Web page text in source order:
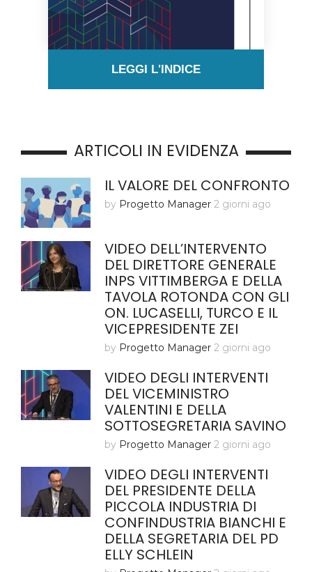
LEGGI L'INDICE
ARTICOLI IN EVIDENZA
IL VALORE DEL CONFRONTO
by Progetto Manager 2 giorni ago
VIDEO DELL’INTERVENTO
DEL DIRETTORE GENERALE
INPS VITTIMBERGA E DELLA
TAVOLA ROTONDA CON GLI
ON. LUCASELLI, TURCO E IL
VICEPRESIDENTE ZEI
by Progetto Manager 2 giorni ago
VIDEO DEGLI INTERVENTI
DEL VICEMINISTRO
VALENTINI E DELLA
SOTTOSEGRETARIA SAVINO
by Progetto Manager 2 giorni ago
VIDEO DEGLI INTERVENTI
DEL PRESIDENTE DELLA
PICCOLA INDUSTRIA DI
CONFINDUSTRIA BIANCHI E
DELLA SEGRETARIA DEL PD
ELLY SCHLEIN